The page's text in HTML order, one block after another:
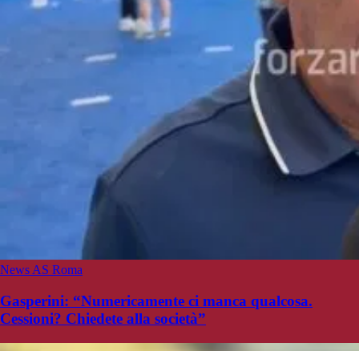
News AS Roma
Gasperini: “Numericamente ci manca qualcosa.
Cessioni? Chiedete alla società”